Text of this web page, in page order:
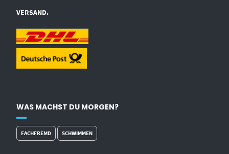
VERSAND.
WAS MACHST DU MORGEN?
FACHFREMD SCHWIMMEN